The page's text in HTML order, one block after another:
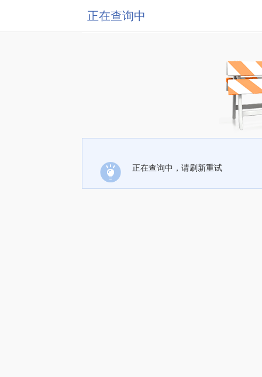
正在查询中
正在查询中，请刷新重试